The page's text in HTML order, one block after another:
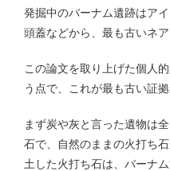
発掘中のバーナム遺跡はア
頭蓋などから、最も古いネ
この論文を取り上げた個人
う点で、これが最も古い証
まず炭や灰と言った遺物は
石で、自然のままの火打ち
土した火打ち石は、バーナ